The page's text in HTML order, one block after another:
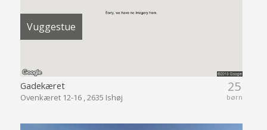
Vuggestue
25
børn
Gadekæret
Ovenkæret 12-16 , 2635 Ishøj